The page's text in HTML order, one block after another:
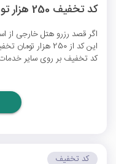
کد تخفیف 250 هزار تومانی هتل خارجی اسنپ تریپ
اگر قصد رزرو هتل خارجی از
این کد از 250
کد تخفیف بر روی سایر
کد تخفیف